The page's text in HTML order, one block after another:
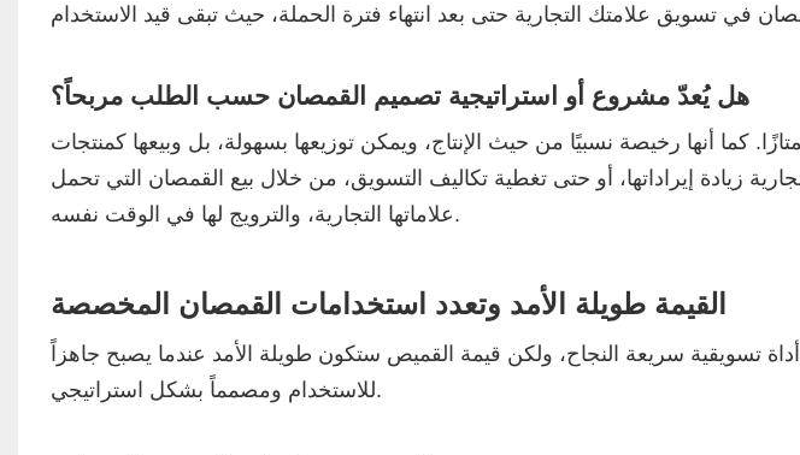
هل يُعدّ مشروع أو استراتيجية تصميم القمصان حسب الطلب مربحاً؟
كما أنها رخيصة نسبيًا من حيث الإنتاج، ويمكن توزيعها بسهولة، بل وبيعها كمنتجات
زيادة إيراداتها، أو حتى تغطية تكاليف التسويق، من خلال بيع القمصان التي تحمل
علاماتها التجارية، والترويج لها في الوقت نفسه.
القيمة طويلة الأمد وتعدد استخدامات القمصان المخصصة
تسويقية سريعة النجاح، ولكن قيمة القميص ستكون طويلة الأمد عندما يصبح جاهزاً
للاستخدام ومصمماً بشكل استراتيجي.